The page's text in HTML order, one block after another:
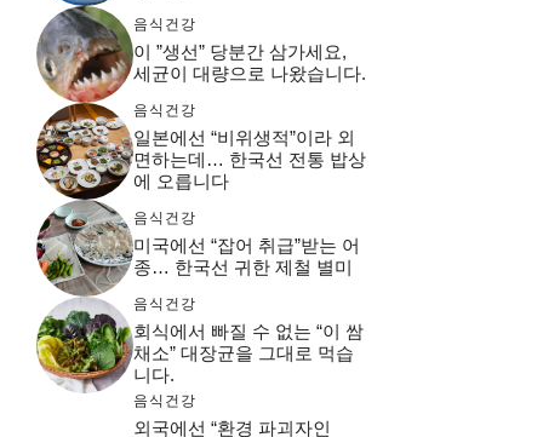
음식건강
이 ”생선” 당분간 삼가세요,
세균이 대량으로 나왔습니다.
음식건강
일본에선 “비위생적”이라 외
면하는데… 한국선 전통 밥상
에 오릅니다
음식건강
미국에선 “잡어 취급”받는 어
종… 한국선 귀한 제철 별미
음식건강
회식에서 빠질 수 없는 “이 쌈
채소” 대장균을 그대로 먹습
니다.
음식건강
외국에선 “환경 파괴자인